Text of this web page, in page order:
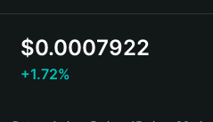
ภาษาไทย
Español
Español (Argentina)
$0.0007922
+1.72%